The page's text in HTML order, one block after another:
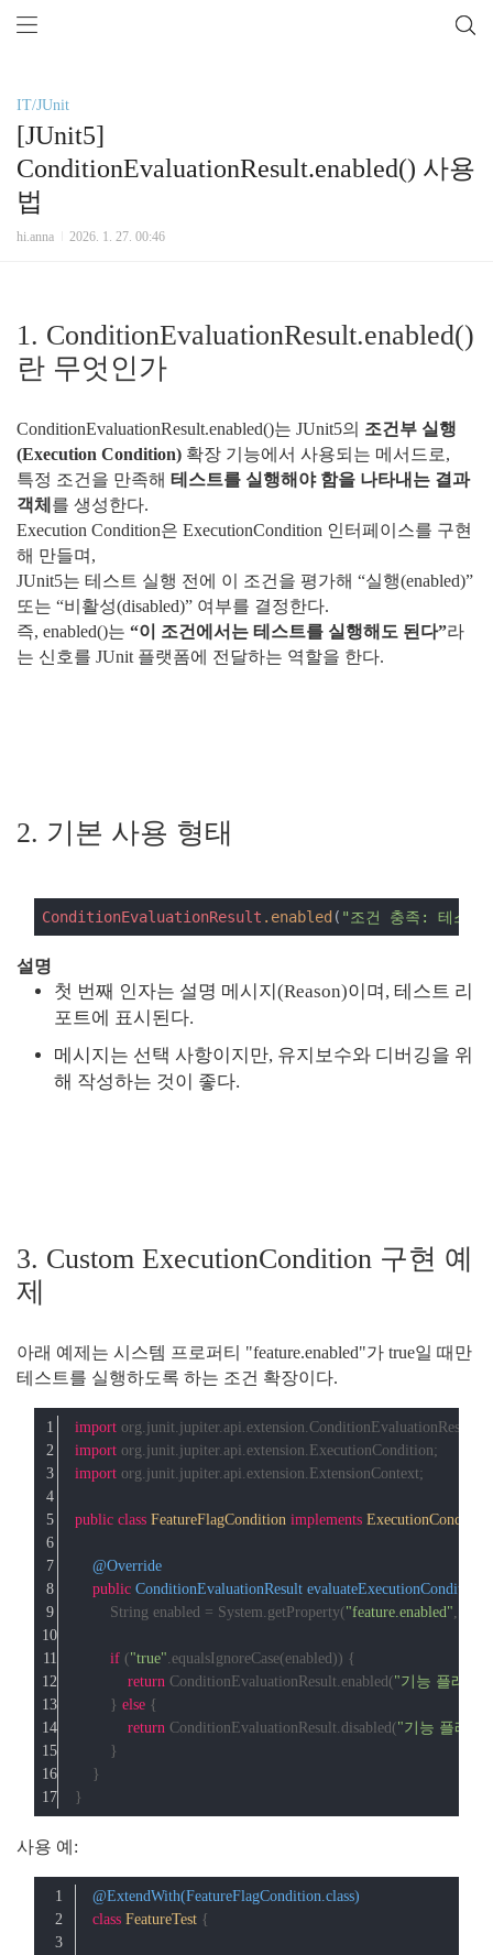
IT/JUnit
[JUnit5]
ConditionEvaluationResult.enabled() 사용
법
hi.anna 2026. 1. 27. 00:46
1. ConditionEvaluationResult.enabled()
란 무엇인가
ConditionEvaluationResult.enabled()는 JUnit5의 조건부 실행
(Execution Condition) 확장 기능에서 사용되는 메서드로,
특정 조건을 만족해 테스트를 실행해야 함을 나타내는 결과
객체 를 생성한다.
Execution Condition은 ExecutionCondition 인터페이스를 구현
해 만들며,
JUnit5는 테스트 실행 전에 이 조건을 평가해 “실행(enabled)”
또는 “비활성(disabled)” 여부를 결정한다.
즉, enabled()는 “이 조건에서는 테스트를 실행해도 된다”라
는 신호를 JUnit 플랫폼에 전달하는 역할을 한다.
2. 기본 사용 형태
ConditionEvaluationResult .enabled ( "조건 충족: 테스트
설명
첫 번째 인자는 설명 메시지(Reason)이며, 테스트 리
포트에 표시된다.
메시지는 선택 사항이지만, 유지보수와 디버깅을 위
해 작성하는 것이 좋다.
3. Custom ExecutionCondition 구현 예
제
아래 예제는 시스템 프로퍼티 "feature.enabled"가 true일 때만
테스트를 실행하도록 하는 조건 확장이다.
import org.junit.jupiter.api.extension.ConditionEvaluationResult;
import org.junit.jupiter.api.extension.ExecutionCondition;
import org.junit.jupiter.api.extension.ExtensionContext;
public class FeatureFlagCondition implements ExecutionCondition
@Override
public ConditionEvaluationResult evaluateExecutionCondition
        String enabled = System.getProperty(
"feature.enabled",
if ("true".equalsIgnoreCase(enabled)) {
return ConditionEvaluationResult.enabled("기능 플래그
        }
else {
return ConditionEvaluationResult.disabled("기능 플래그
        }
    }
}
사용 예:
@ExtendWith(FeatureFlagCondition.class)
class FeatureTest {